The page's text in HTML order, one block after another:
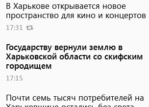
В Харькове открывается новое
пространство для кино и концертов
17:31
Государству вернули землю в
Харьковской области со скифским
городищем
17:15
Почти семь тысяч потребителей на